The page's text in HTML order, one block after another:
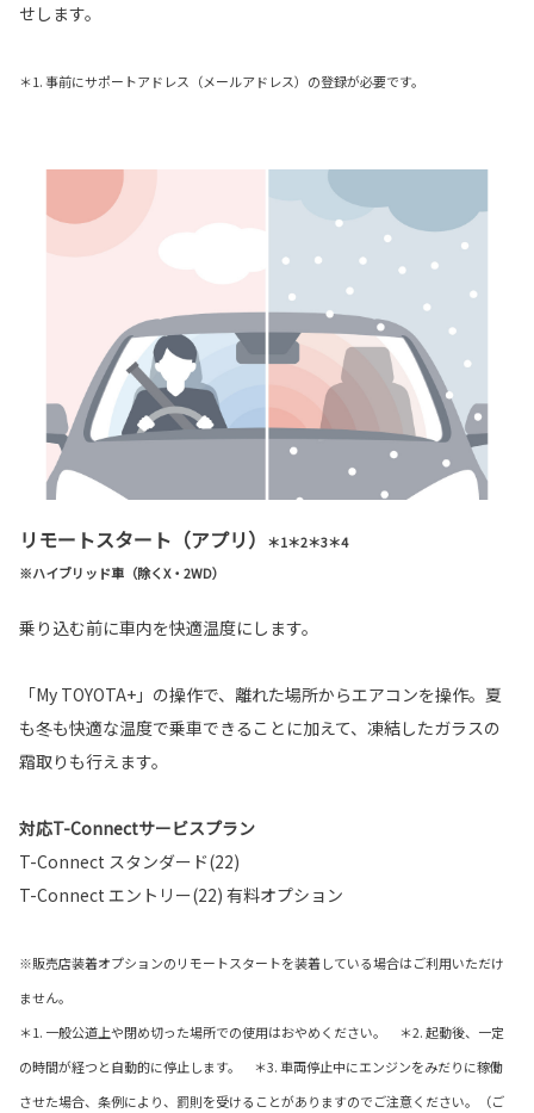
せします。
＊1. 事前にサポートアドレス（メールアドレス）の登録が必要です。
リモートスタート（アプリ）
＊1＊2＊3＊4
※ハイブリッド車（除くX・2WD）
乗り込む前に車内を快適温度にします。
「My TOYOTA+」の操作で、離れた場所からエアコンを操作。夏
も冬も快適な温度で乗車できることに加えて、凍結したガラスの
霜取りも行えます。
対応T-Connectサービスプラン
T-Connect スタンダード(22)
T-Connect エントリー(22) 有料オプション
※販売店装着オプションのリモートスタートを装着している場合はご利用いただけ
ません。
＊1. 一般公道上や閉め切った場所での使用はおやめください。 ＊2. 起動後、一定
の時間が経つと自動的に停止します。 ＊3. 車両停止中にエンジンをみだりに稼働
させた場合、条例により、罰則を受けることがありますのでご注意ください。（ご